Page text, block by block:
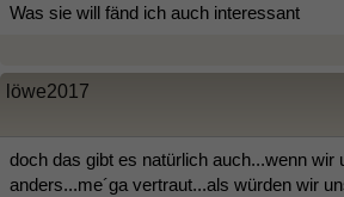
Was sie will fänd ich auch interessant
löwe2017
doch das gibt es natürlich auch...wenn wir
anders...me´ga vertraut...als würden wir